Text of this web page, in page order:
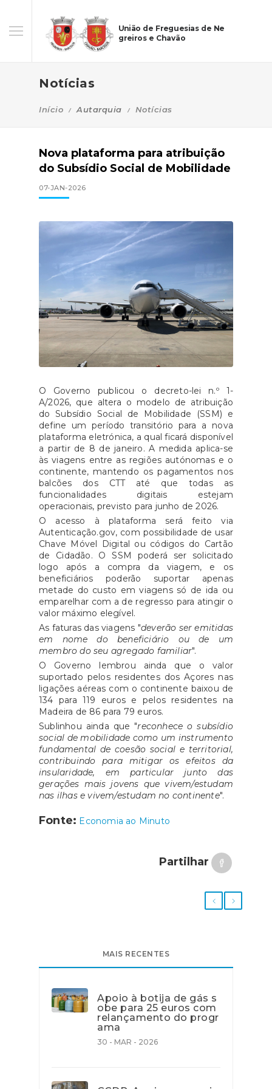
União de Freguesias de Ne
greiros e Chavão
Notícias
Início Autarquia Notícias
Nova plataforma para atribuição
do Subsídio Social de Mobilidade
07-JAN-2026
O Governo publicou o decreto-lei n.º 1-
A/2026, que altera o modelo de atribuição
do Subsídio Social de Mobilidade (SSM) e
define um período transitório para a nova
plataforma eletrónica, a qual ficará disponível
a partir de 8 de janeiro. A medida aplica-se
às viagens entre as regiões autónomas e o
continente, mantendo os pagamentos nos
balcões dos CTT até que todas as
funcionalidades digitais estejam
operacionais, previsto para junho de 2026.
O acesso à plataforma será feito via
Autenticação.gov, com possibilidade de usar
Chave Móvel Digital ou códigos do Cartão
de Cidadão. O SSM poderá ser solicitado
logo após a compra da viagem, e os
beneficiários poderão suportar apenas
metade do custo em viagens só de ida ou
emparelhar com a de regresso para atingir o
valor máximo elegível.
As faturas das viagens "deverão ser emitidas
em nome do beneficiário ou de um
membro do seu agregado familiar".
O Governo lembrou ainda que o valor
suportado pelos residentes dos Açores nas
ligações aéreas com o continente baixou de
134 para 119 euros e pelos residentes na
Madeira de 86 para 79 euros.
Sublinhou ainda que "reconhece o subsídio
social de mobilidade como um instrumento
fundamental de coesão social e territorial,
contribuindo para mitigar os efeitos da
insularidade, em particular junto das
gerações mais jovens que vivem/estudam
nas ilhas e vivem/estudam no continente".
Fonte: Economia ao Minuto
Partilhar
MAIS RECENTES
Apoio à botija de gás s
obe para 25 euros com
relançamento do progr
ama
30 - MAR - 2026